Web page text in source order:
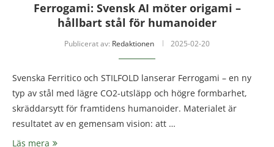
Ferrogami: Svensk AI möter origami –
hållbart stål för humanoider
Publicerat av: Redaktionen 2025-02-20
Svenska Ferritico och STILFOLD lanserar Ferrogami – en ny
typ av stål med lägre CO2-utsläpp och högre formbarhet,
skräddarsytt för framtidens humanoider. Materialet är
resultatet av en gemensam vision: att …
Läs mera